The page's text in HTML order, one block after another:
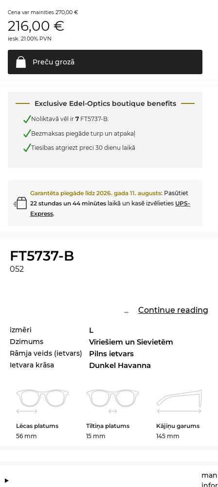
Cena var mainīties 270,00 €
216,00 €
iesk. 21.00% PVN
Preču grozā
Exclusive Edel-Optics boutique benefits
Noliktavā vēl ir 7 FT5737-B.
Bezmaksas piegāde turp un atpakaļ
Tiesības atgriezt preci 30 dienu laikā
Garantēta piegāde līdz 2026. gada 11. augusts: Pasūtiet
22 stundas un 44 minūtes laikā un kasē izvēlieties UPS-
Express.
FT5737-B
052
... Continue reading
izmēri L
Dzimums Vīriešiem un Sievietēm
Rāmja veids (ietvars) Pilns ietvars
Ietvara krāsa Dunkel Havanna
Lēcas platums
56 mm
Tiltiņa platums
15 mm
Kājiņu garums
145 mm